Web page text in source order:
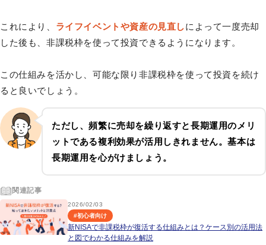
これにより、 ライフイベントや資産の見直しによって一度売却
した後も、非課税枠を使って投資できるようになります。
この仕組みを活かし、可能な限り非課税枠を使って投資を続け
ると良いでしょう。
ただし、頻繁に売却を繰り返すと長期運用のメリ
ットである複利効果が活用しきれません。基本は
長期運用を心がけましょう。
関連記事
2026/02/03
#初心者向け
新NISAで非課税枠が復活する仕組みとは？ケース別の活用法
と図でわかる仕組みを解説